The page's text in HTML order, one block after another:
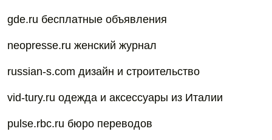
gde.ru бесплатные объявления
neopresse.ru женский журнал
russian-s.com дизайн и строительство
vid-tury.ru одежда и аксессуары из Италии
pulse.rbc.ru бюро переводов